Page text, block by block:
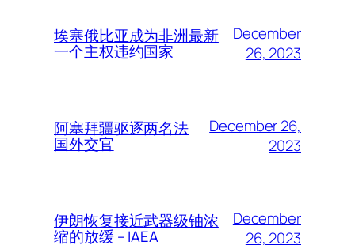
埃塞俄比亚成为非洲最新
一个主权违约国家
December
26, 2023
阿塞拜疆驱逐两名法
国外交官
December 26,
2023
伊朗恢复接近武器级铀浓
缩的放缓 – IAEA
December
26, 2023